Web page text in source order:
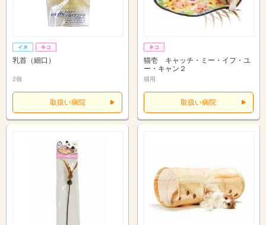
乳首（細口）
2個
取扱い病院
猫壱 キャッチ・ミー・イフ・ユ
ー・キャン２
猫用
取扱い病院